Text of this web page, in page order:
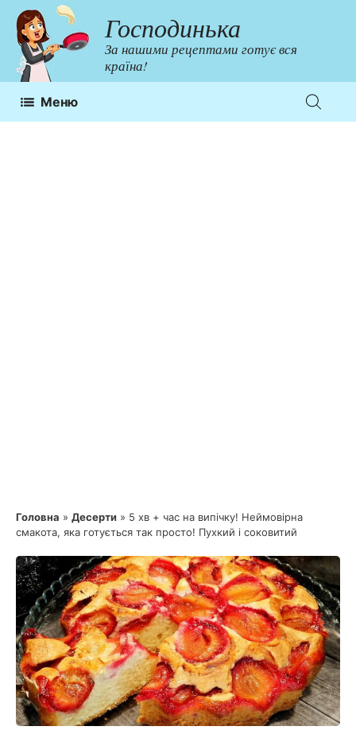
Перейти
до
контенту
Господинька
За нашими рецептами готує вся
країна!
Меню
Головна » Десерти » 5 хв + час на випічку! Неймовірна
смакота, яка готується так просто! Пухкий і соковитий